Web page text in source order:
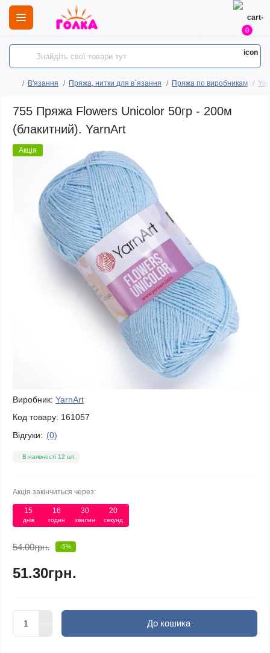
0
В'язання Пряжа, нитки для в`язання Пряжа по виробникам
755 Пряжа Flowers Unicolor 50гр - 200м
(блакитний). YarnArt
Акція
Виробник: YarnArt
Код товару: 161057
Відгуки: (0)
В наявності 12 шт.
Акція закінчиться через:
15
днів
16
годин
30
хвилин
20
секунд
54.00грн. -5%
51.30грн.
До кошика